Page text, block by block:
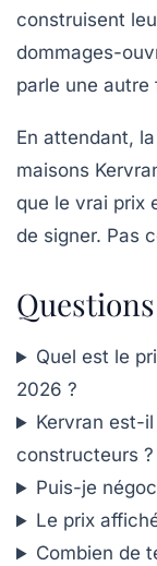
construisent
dommages-
parle une autre
En attendant,
maisons
que le vrai prix
de signer. Pas
Quel est le
2026 ?
Kervran est-
constructeurs ?
Puis-je
Le prix
Combien de